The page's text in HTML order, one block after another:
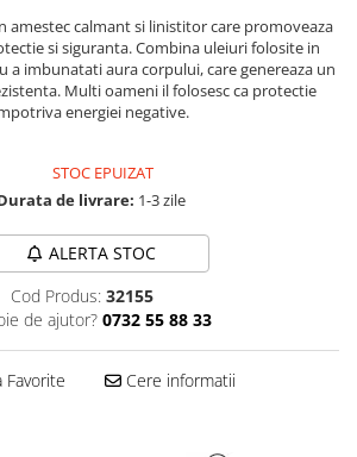
amestec calmant si linistitor care promoveaza
si siguranta. Combina uleiuri folosite in
a imbunatati aura corpului, care genereaza un
Multi oameni il folosesc ca protectie
energiei negative.
STOC EPUIZAT
de livrare: 1-3 zile
ALERTA STOC
Cod Produs: 32155
de ajutor? 0732 55 88 33
Favorite Cere informatii